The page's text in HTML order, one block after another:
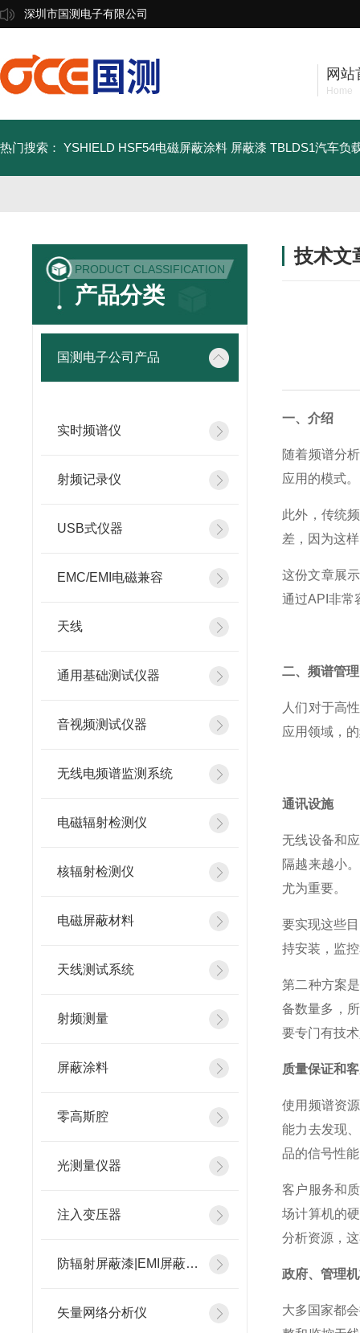
深圳市国测电子有限公司
网站
Home
热门搜索： YSHIELD HSF54电磁屏蔽涂料 屏蔽漆 TBLDS1汽车负
PRODUCT CLASSIFICATION
产品分类
国测电子公司产品
实时频谱仪
射频记录仪
USB式仪器
EMC/EMI电磁兼容
天线
通用基础测试仪器
音视频测试仪器
无线电频谱监测系统
电磁辐射检测仪
核辐射检测仪
电磁屏蔽材料
天线测试系统
射频测量
屏蔽涂料
零高斯腔
光测量仪器
注入变压器
防辐射屏蔽漆|EMI屏蔽涂料
矢量网络分析仪
技术文
一、介绍
随着频谱分
应用的模式。
此外，传统
差，因为这
这份文章展
通过API非常
二、频谱管
人们对于高
应用领域，
通讯设施
无线设备和
隔越来越小
尤为重要。
要实现这些
持安装，监
第二种方案
备数量多，
要专门有技
质量保证和
使用频谱资
能力去发现
品的信号性
客户服务和
场计算机的
分析资源，
政府、管理
大多国家都